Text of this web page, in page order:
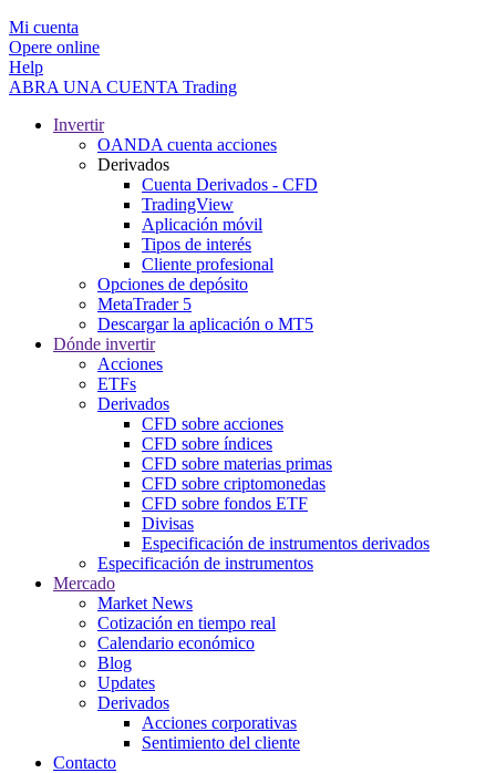
Mi cuenta
Opere online
Help
ABRA UNA CUENTA Trading
Invertir
OANDA cuenta acciones
Derivados
Cuenta Derivados - CFD
TradingView
Aplicación móvil
Tipos de interés
Cliente profesional
Opciones de depósito
MetaTrader 5
Descargar la aplicación o MT5
Dónde invertir
Acciones
ETFs
Derivados
CFD sobre acciones
CFD sobre índices
CFD sobre materias primas
CFD sobre criptomonedas
CFD sobre fondos ETF
Divisas
Especificación de instrumentos derivados
Especificación de instrumentos
Mercado
Market News
Cotización en tiempo real
Calendario económico
Blog
Updates
Derivados
Acciones corporativas
Sentimiento del cliente
Contacto